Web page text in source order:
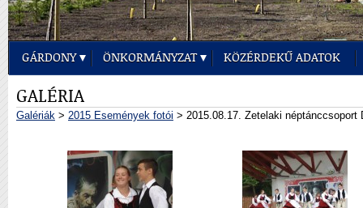
GÁRDONY ÖNKORMÁNYZAT KÖZÉRDEKŰ ADATOK
GALÉRIA
Galériák > 2015 Események fotói > 2015.08.17. Zetelaki néptánccsoport